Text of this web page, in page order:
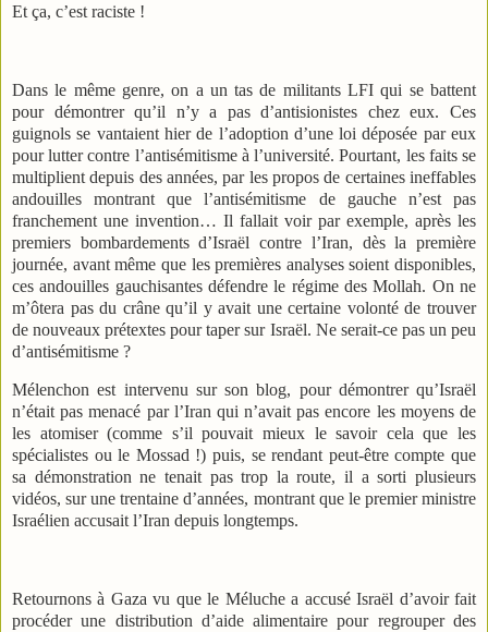
Et ça, c’est raciste !
Dans le même genre, on a un tas de militants LFI qui se battent
pour démontrer qu’il n’y a pas d’antisionistes chez eux. Ces
guignols se vantaient hier de l’adoption d’une loi déposée par eux
pour lutter contre l’antisémitisme à l’université. Pourtant, les faits se
multiplient depuis des années, par les propos de certaines ineffables
andouilles montrant que l’antisémitisme de gauche n’est pas
franchement une invention… Il fallait voir par exemple, après les
premiers bombardements d’Israël contre l’Iran, dès la première
journée, avant même que les premières analyses soient disponibles,
ces andouilles gauchisantes défendre le régime des Mollah. On ne
m’ôtera pas du crâne qu’il y avait une certaine volonté de trouver
de nouveaux prétextes pour taper sur Israël. Ne serait-ce pas un peu
d’antisémitisme ?
Mélenchon est intervenu sur son blog, pour démontrer qu’Israël
n’était pas menacé par l’Iran qui n’avait pas encore les moyens de
les atomiser (comme s’il pouvait mieux le savoir cela que les
spécialistes ou le Mossad !) puis, se rendant peut-être compte que
sa démonstration ne tenait pas trop la route, il a sorti plusieurs
vidéos, sur une trentaine d’années, montrant que le premier ministre
Israélien accusait l’Iran depuis longtemps.
Retournons à Gaza vu que le Méluche a accusé Israël d’avoir fait
procéder une distribution d’aide alimentaire pour regrouper des